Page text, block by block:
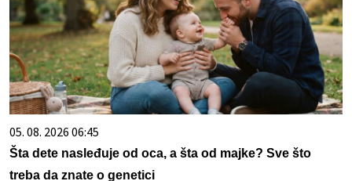
05. 08. 2026 06:45
Šta dete nasleđuje od oca, a šta od majke? Sve što
treba da znate o genetici